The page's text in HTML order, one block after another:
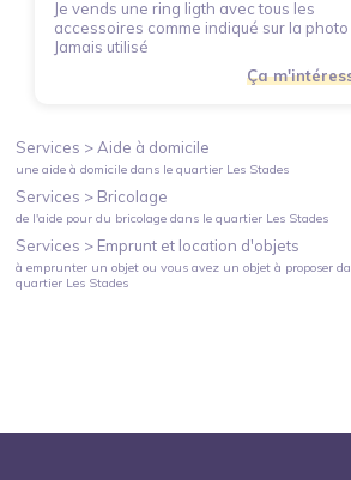
Je vends une ring ligth avec tous les
accessoires comme indiqué sur la photo
Jamais utilisé
Ça
Services > Aide à domicile
une aide à domicile dans le quartier Les Stades
Services > Bricolage
de l'aide pour du bricolage dans le quartier Les Stades
Services > Emprunt et location d'objets
à emprunter un objet ou vous avez un objet à proposer
quartier Les Stades